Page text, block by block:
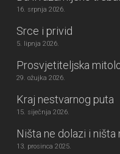
16. srpnja 2026.
Srce i privid
5. lipnja 2026.
Prosvjetiteljska
29. ožujka 2026.
Kraj nestvarnog puta
15. siječnja 2026.
Ništa ne dolazi i ništa
13. prosinca 2025.